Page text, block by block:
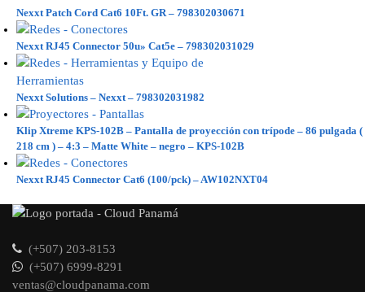
Nexxt Patch Cord Cat6 10Ft. GR – 798302030671
Nexxt RJ45 Connector 50u» Cat5e – 798302031029
Nexxt Solutions – Nexxt – 798302031982
Klip Xtreme KPS-102B – Pantalla de proyección con trípode – 86 pulgada (
218 cm ) – 4:3 – Matte White – negro – KPS-102B
Nexxt RJ45 Connector Cat6 (100/pck) – AW102NXT04
(+507) 203-8153
(+507) 6999-8291
ventas@cloudpanama.com